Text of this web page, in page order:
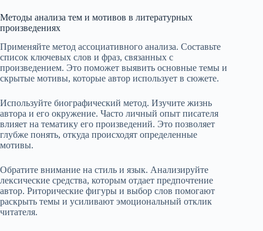
Методы анализа тем и мотивов в литературных
произведениях
Применяйте метод ассоциативного анализа. Составьте
список ключевых слов и фраз, связанных с
произведением. Это поможет выявить основные темы и
скрытые мотивы, которые автор использует в сюжете.
Используйте биографический метод. Изучите жизнь
автора и его окружение. Часто личный опыт писателя
влияет на тематику его произведений. Это позволяет
глубже понять, откуда происходят определенные
мотивы.
Обратите внимание на стиль и язык. Анализируйте
лексические средства, которым отдает предпочтение
автор. Риторические фигуры и выбор слов помогают
раскрыть темы и усиливают эмоциональный отклик
читателя.